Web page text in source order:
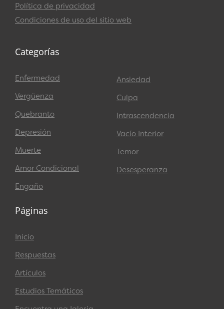
Política de privacidad
Condiciones de uso del sitio web
Categorías
Enfermedad
Vergüenza
Quebranto
Depresión
Muerte
Amor Condicional
Engaño
Ansiedad
Culpa
Intrascendencia
Vacío Interior
Temor
Desesperanza
Páginas
Inicio
Respuestas
Artículos
Estudios Temáticos